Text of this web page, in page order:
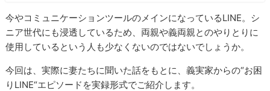
今やコミュニケーションツールのメインになっているLINE。シ
ニア世代にも浸透しているため、両親や義両親とのやりとりに
使用しているという人も少なくないのではないでしょうか。
今回は、実際に妻たちに聞いた話をもとに、義実家からの“お困
りLINE“エピソードを実録形式でご紹介します。